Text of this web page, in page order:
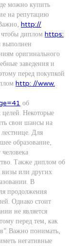
можно купить
на репутацию
http://
чтобы диплом https:
выполнен
оригинального
заведения и
перед покупкой
http: //www.
об
Некоторые
свои шансы на
Для
образование,
Также диплом об
визы или других
В
продолжения
Однако стоит
не является
перед тем, как
Важно понимать,
негативные